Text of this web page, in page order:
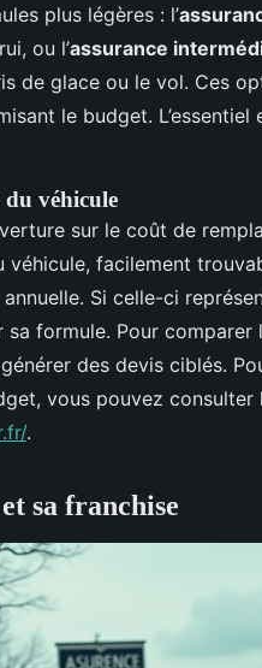
plus légères : l’
ou l’assurance
de glace ou le vol. Ces
le budget. L’essentiel
du véhicule
sur le coût de
facilement
Si celle-ci
formule. Pour comparer
des devis ciblés.
vous pouvez consulter
.
sa franchise